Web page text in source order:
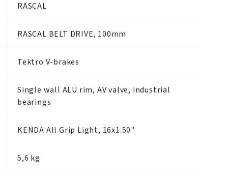
RASCAL
RASCAL BELT DRIVE, 100mm
Tektro V-brakes
Single wall ALU rim, AV valve, industrial
bearings
KENDA All Grip Light, 16x1.50"
5,6 kg